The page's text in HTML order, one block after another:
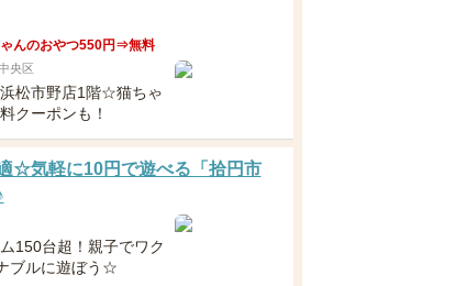
んのおやつ550円⇒無料
央区
松市野店1階☆猫ちゃ
クーポンも！
☆気軽に10円で遊べる「拾円市
150台超！親子でワク
ブルに遊ぼう☆